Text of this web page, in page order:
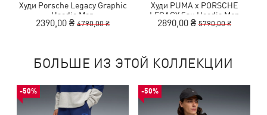
Худи Porsche Legacy Graphic
Hoodie Men
2390,00 ₴ 4790,00 ₴
Худи PUMA x PORSCHE
LEGACY Sau Hoodie Men
2890,00 ₴ 5790,00 ₴
БОЛЬШЕ ИЗ ЭТОЙ КОЛЛЕКЦИИ
-50% -50%